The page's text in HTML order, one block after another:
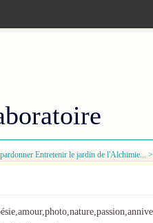
Entretenir le jardin de l'Alchimie...